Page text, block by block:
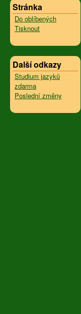
Stránka
Do oblíbených
Tisknout
Další odkazy
Studium jazyků
zdarma
Poslední změny